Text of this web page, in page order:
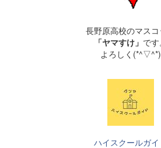
長野原高校のマスコ
「ヤマすけ」 です。
よろしく(*^▽^*)
ハイスクールガイ